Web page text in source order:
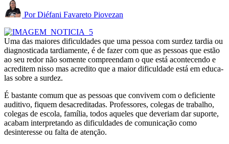
Por Diéfani Favareto Piovezan
Uma das maiores dificuldades que uma pessoa com surdez tardia ou
diagnosticada tardiamente, é de fazer com que as pessoas que estão
ao seu redor não somente compreendam o que está acontecendo e
acreditem nisso mas acredito que a maior dificuldade está em educa-
las sobre a surdez.
É bastante comum que as pessoas que convivem com o deficiente
auditivo, fiquem desacreditadas. Professores, colegas de trabalho,
colegas de escola, família, todos aqueles que deveriam dar suporte,
acabam interpretando as dificuldades de comunicação como
desinteresse ou falta de atenção.